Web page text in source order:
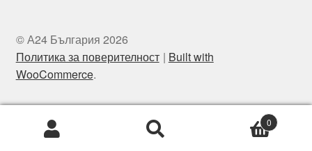
© А24 България 2026
Политика за поверителност
Built with
WooCommerce.
Търсене
Търсене
0